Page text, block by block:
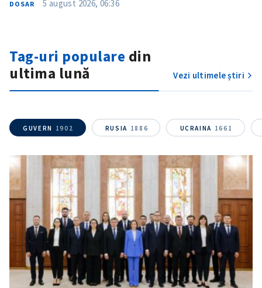
DOSAR 5 august 2026, 06:36
Tag-uri populare din
ultima lună
Vezi ultimele știri
GUVERN 1902 RUSIA 1886 UCRAINA 1661
Nume + Numele meu
Telefon
+ Telefon personal
confidențialitate.